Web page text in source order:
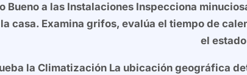
Bueno a las Instalaciones Inspecciona
casa. Examina grifos, evalúa el tiempo de
el
la Climatización La ubicación geográfica